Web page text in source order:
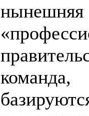
нынешняя